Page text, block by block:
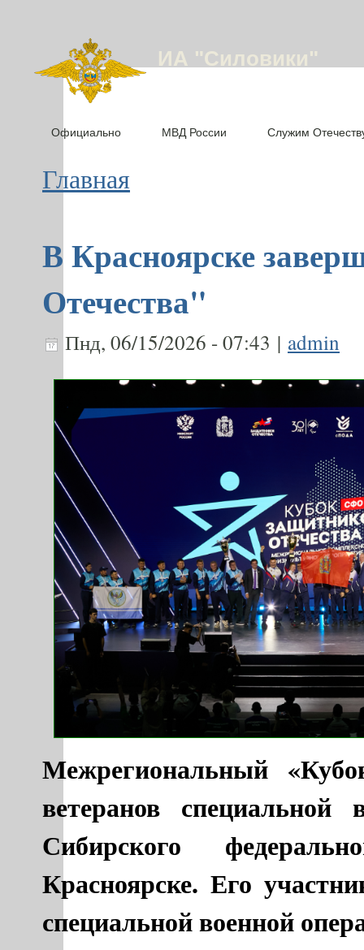
ИА "Силовики"
Официально МВД России Служим
Главная
В Красноярске
Отечества"
Пнд, 06/15/2026 - 07:43 | admin
Межрегиональный
ветеранов специальной
Сибирского
Красноярске. Его
специальной военной